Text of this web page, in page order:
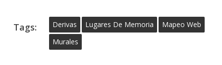
Tags: Derivas Lugares De Memoria
Mapeo Web
Murales